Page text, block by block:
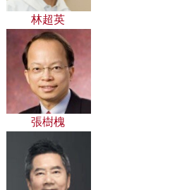
林超英
張樹槐